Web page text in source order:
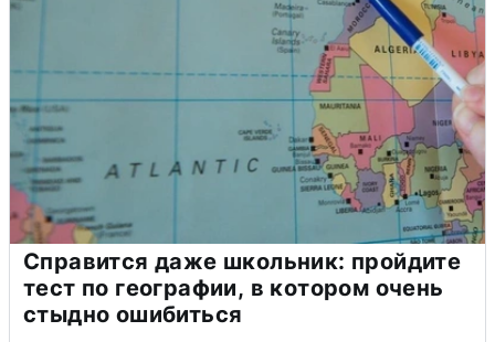
Справится даже школьник: пройдите
тест по географии, в котором очень
стыдно ошибиться